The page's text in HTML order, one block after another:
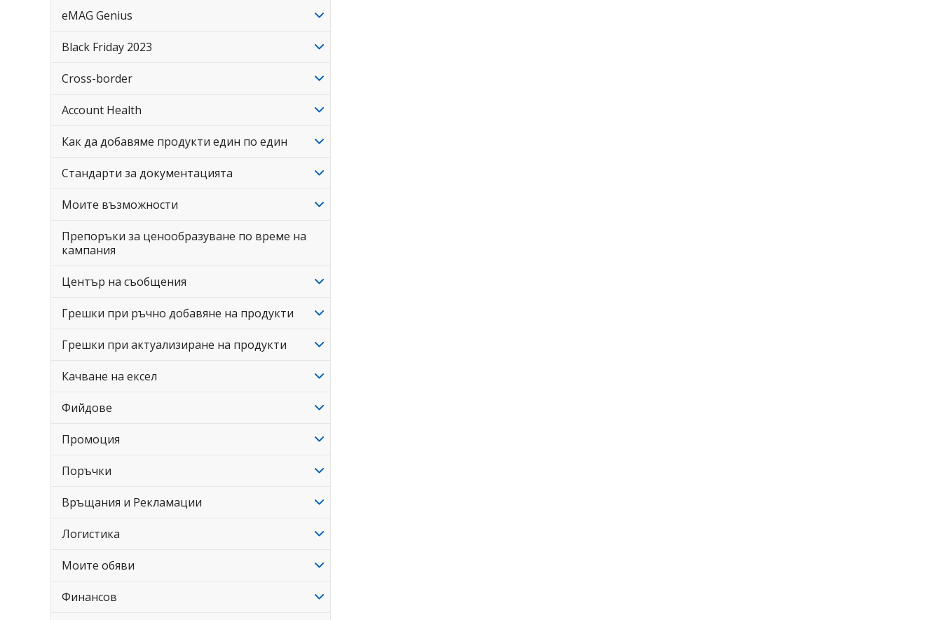
eMAG Genius
Black Friday 2023
Cross-border
Account Health
Как да добавяме продукти един по един
Стандарти за документацията
Моите възможности
Препоръки за ценообразуване по време на
кампания
Център на съобщения
Грешки при ръчно добавяне на продукти
Грешки при актуализиране на продукти
Качване на ексел
Фийдове
Промоция
Поръчки
Връщания и Рекламации
Логистика
Моите обяви
Финансов